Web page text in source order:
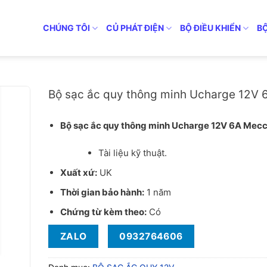
CHÚNG TÔI CỦ PHÁT ĐIỆN BỘ ĐIỀU KHIỂN
Bộ sạc ắc quy thông minh Ucharge 12V
Bộ sạc ắc quy thông minh Ucharge 12V 6A
Tài liệu kỹ thuật.
Xuất xứ:UK
Thời gian bảo hành:1 năm
Chứng từ kèm theo:Có
ZALO 0932764606